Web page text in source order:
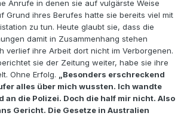
Anrufe in denen sie auf vulgärste Weise
Grund ihres Berufes hatte sie bereits viel mit
zu tun. Heute glaubt sie, dass die
damit in Zusammenhang stehen
verlief ihre Arbeit dort nicht im Verborgenen.
sie der Zeitung weiter, habe sie ihre
Ohne Erfolg. „Besonders erschreckend
alles über mich wussten. Ich wandte
an die Polizei. Doch die half mir nicht. Also
Gericht. Die Gesetze in Australien